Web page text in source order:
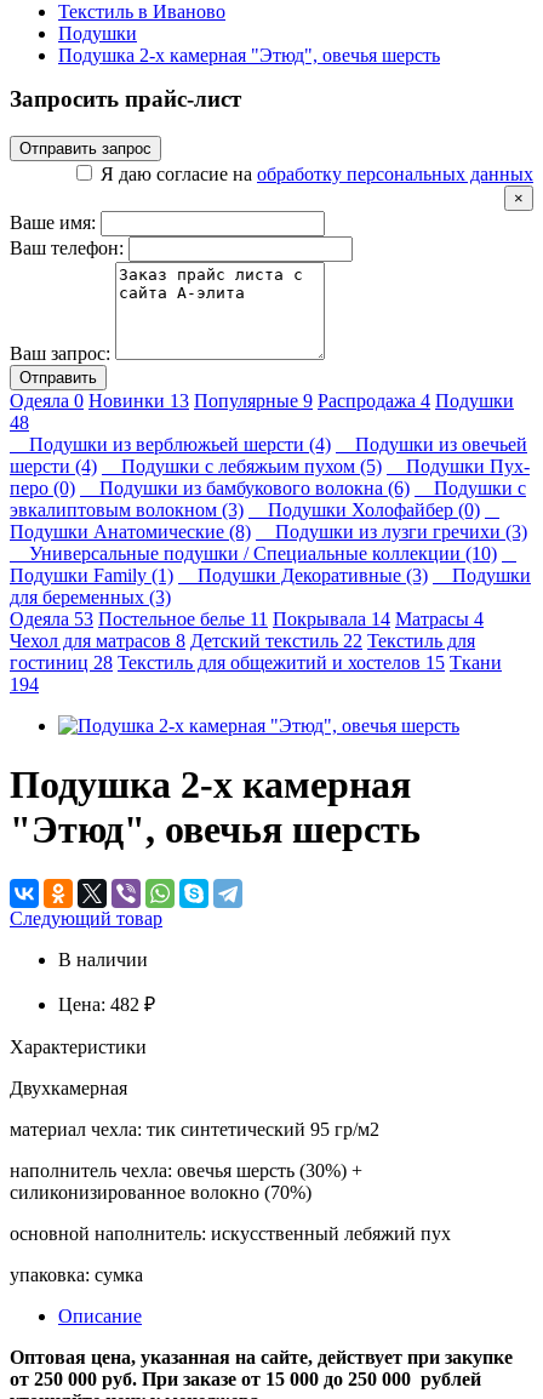
Текстиль в Иваново
Подушки
Подушка 2-х камерная "Этюд", овечья шерсть
Запросить прайс-лист
Отправить запрос
Я даю согласие на обработку персональных данных
×
Ваше имя:
Ваш телефон:
Ваш запрос:
Отправить
Одеяла 0 Новинки 13 Популярные 9 Распродажа 4 Подушки
48
Подушки из верблюжьей шерсти (4)
Подушки из овечьей
шерсти (4)
Подушки с лебяжьим пухом (5)
Подушки Пух-
перо (0)
Подушки из бамбукового волокна (6)
Подушки с
эвкалиптовым волокном (3)
Подушки Холофайбер (0)
Подушки Анатомические (8)
Подушки из лузги гречихи (3)
Универсальные подушки / Специальные коллекции (10)
Подушки Family (1)
Подушки Декоративные (3)
Подушки
для беременных (3)
Одеяла 53 Постельное белье 11 Покрывала 14 Матрасы 4
Чехол для матрасов 8 Детский текстиль 22 Текстиль для
гостиниц 28 Текстиль для общежитий и хостелов 15 Ткани
194
Подушка 2-х камерная
"Этюд", овечья шерсть
Следующий товар
В наличии
Цена: 482 ₽
Характеристики
Двухкамерная
материал чехла: тик синтетический 95 гр/м2
наполнитель чехла: овечья шерсть (30%) +
силиконизированное волокно (70%)
основной наполнитель: искусственный лебяжий пух
упаковка: сумка
Описание
Оптовая цена, указанная на сайте, действует при закупке
от 250 000 руб. При заказе от 15 000 до 250 000 рублей